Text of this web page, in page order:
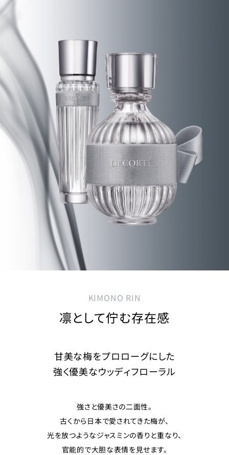
KIMONO RIN
凛として佇む存在感
甘美な梅をプロローグにした
強く優美なウッディフローラル
強さと優美さの二面性。
古くから日本で愛されてきた梅が、
光を放つようなジャスミンの香りと重なり、
官能的で大胆な表情を見せます。